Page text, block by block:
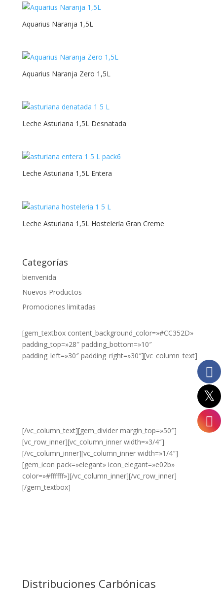
250g
250ml
30x30
330ml
35cl
3Klg
Miniservice
Aquarius Naranja 1,5L
Aquarius Naranja Zero 1,5L
Leche Asturiana 1,5L Desnatada
Leche Asturiana 1,5L Entera
Leche Asturiana 1,5L Hostelería Gran Creme
Categorías
bienvenida
Nuevos Productos
Promociones limitadas
[gem_textbox content_background_color=»#CC352D»
padding_top=»28″ padding_bottom=»10″
padding_left=»30″ padding_right=»30″][vc_column_text]
[/vc_column_text][gem_divider margin_top=»50″]
[vc_row_inner][vc_column_inner width=»3/4″]
[/vc_column_inner][vc_column_inner width=»1/4″]
[gem_icon pack=»elegant» icon_elegant=»e02b»
color=»#ffffff»][/vc_column_inner][/vc_row_inner]
[/gem_textbox]
Distribuciones Carbónicas